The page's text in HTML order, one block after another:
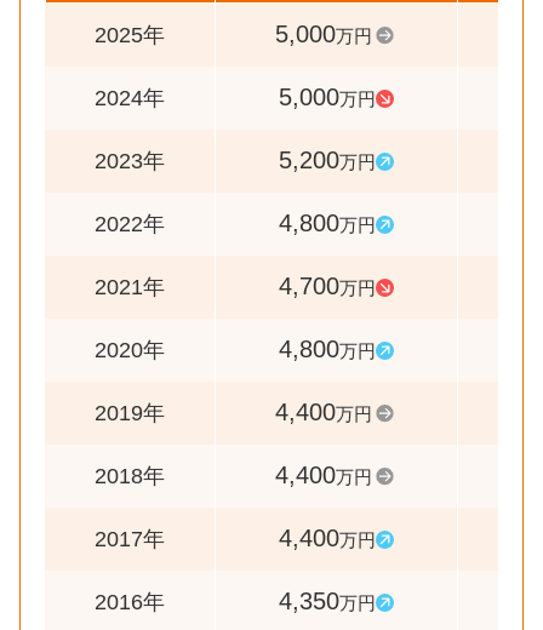
2025年 5,000万円
2024年 5,000万円
2023年 5,200万円
2022年 4,800万円
2021年 4,700万円
2020年 4,800万円
2019年 4,400万円
2018年 4,400万円
2017年 4,400万円
2016年 4,350万円